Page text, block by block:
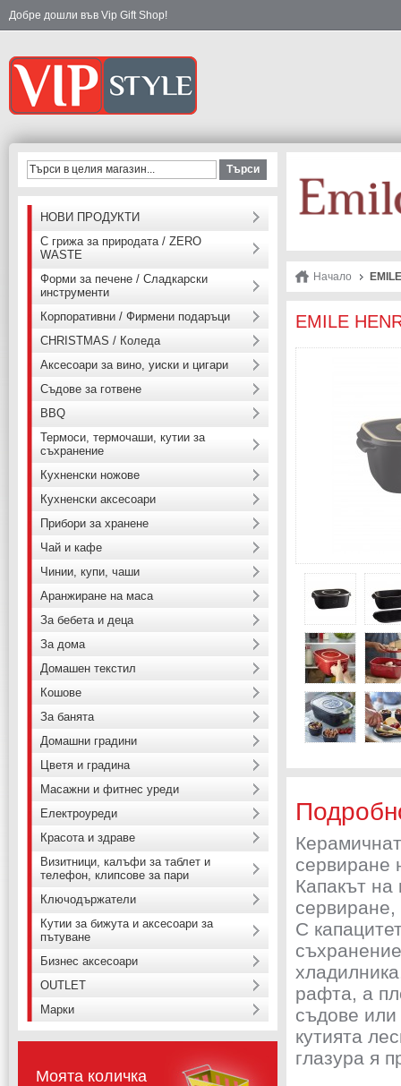
Добре дошли във Vip Gift Shop!
Начало
EMILE
сервиране
Капакът на
сервиране,
С
рафта, а
съдове или
кутията
глазура я
Търси
НОВИ ПРОДУКТИ
С грижа за природата / ZERO
WASTE
Форми за печене / Сладкарски
инструменти
Корпоративни / Фирмени подаръци
CHRISTMAS / Коледа
Аксесоари за вино, уиски и цигари
Съдове за готвене
BBQ
Термоси, термочаши, кутии за
съхранение
Кухненски ножове
Кухненски аксесоари
Прибори за хранене
Чай и кафе
Чинии, купи, чаши
Аранжиране на маса
За бебета и деца
За дома
Домашен текстил
Кошове
За банята
Домашни градини
Цветя и градина
Масажни и фитнес уреди
Електроуреди
Красота и здраве
Визитници, калъфи за таблет и
телефон, клипсове за пари
Ключодържатели
Кутии за бижута и аксесоари за
пътуване
Бизнес аксесоари
OUTLET
Марки
Моята количка